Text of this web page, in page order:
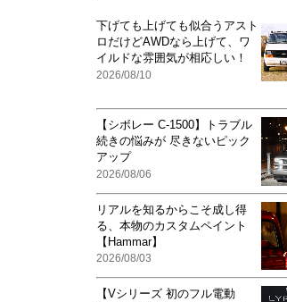
下げても上げても似合うアスト
ロだけどAWDなら上げて、ワ
イルドな雰囲気が相応しい！
2026/08/10
【シボレー C-1500】トラブル
続きの悩みが 尽きないピック
アップ
2026/08/06
リアルを知るからこそ成し得
る、本物のカスタムペイント
【Hammar】
2026/08/03
【Vシリーズ 初のフル電動